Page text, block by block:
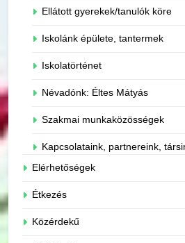
Ellátott gyerekek/tanulók köre
Iskolánk épülete, tantermek
Iskolatörténet
Névadónk: Éltes Mátyás
Szakmai munkaközösségek
Kapcsolataink, partnereink,
Elérhetőségek
Étkezés
Közérdekű